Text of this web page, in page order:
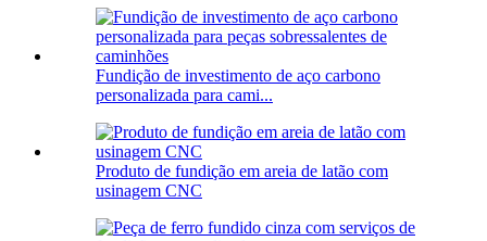
Fundição de investimento de aço carbono
personalizada para cami...
Produto de fundição em areia de latão com
usinagem CNC